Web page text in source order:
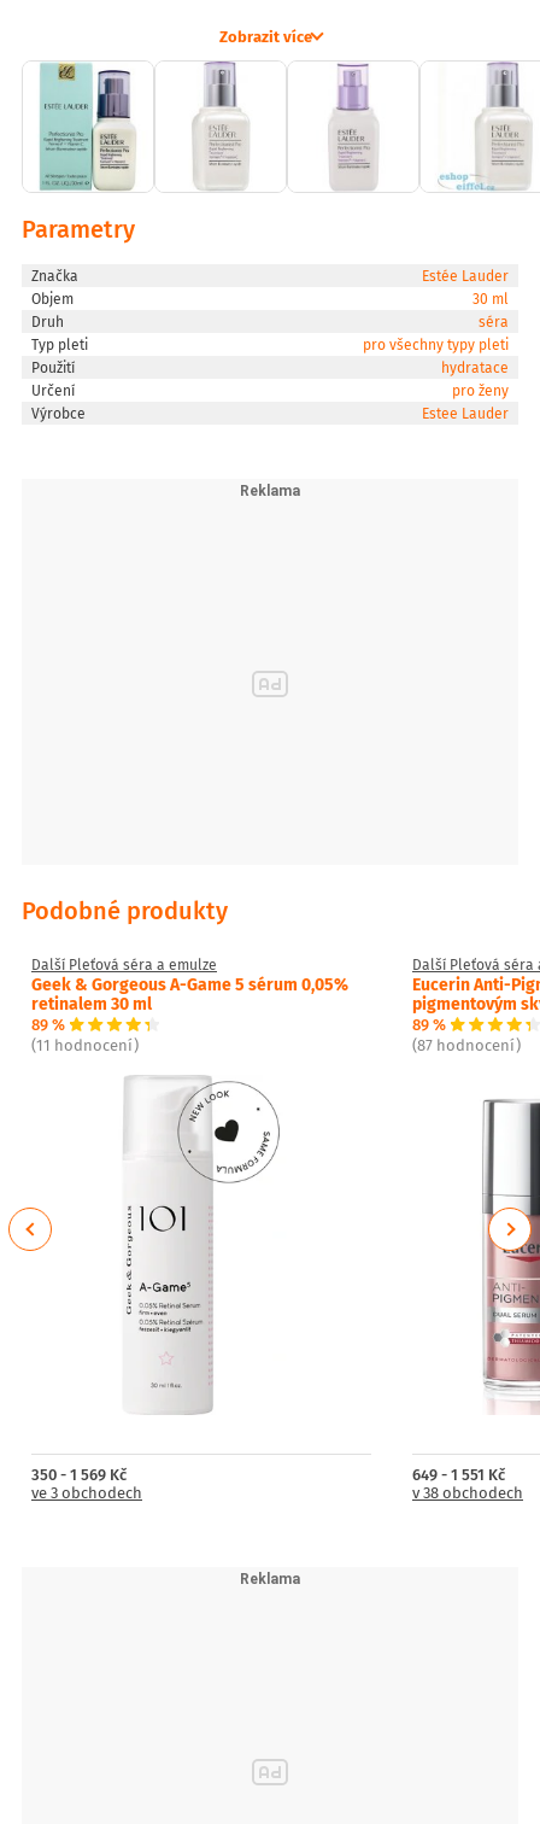
- sjednocuje pleť,
- rozjasňuje,
- hydratuje pleť,
- díky obsahu antioxidantů zabraňuje tvorbě pigmentových skvrn,
- oživuje mdlou pleť,
- rychle se vstřebává,
- pro všechny typy pleti.
Sérum naneste na vyčištěnou pleť ráno a večer. Vyhněte se oblasti
Zobrazit více
Parametry
Značka
Estée Lauder
Objem
30 ml
Druh
séra
Typ pleti
pro všechny typy pleti
Použití
hydratace
Určení
pro ženy
Výrobce
Estee Lauder
Podobné produkty
Další Pleťová séra a emulze
Geek & Gorgeous A-Game 5 sérum 0,05%
retinalem 30 ml
89 %
(11 hodnocení)
350 - 1 569 Kč
ve 3 obchodech
Další Pleťová séra
Eucerin Anti-
pigmentovým
89 %
(87 hodnocení)
649 - 1 551 Kč
v 38 obchodech
Previous Next